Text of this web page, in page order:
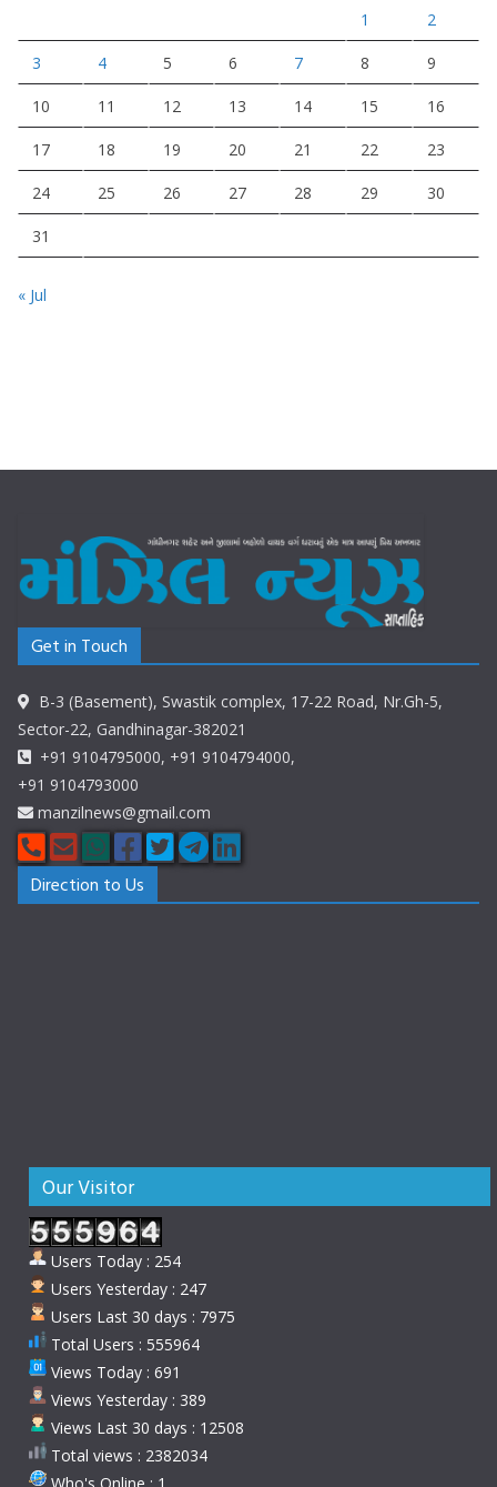
1 2
3 4 5 6 7 8 9
10 11 12 13 14 15 16
17 18 19 20 21 22 23
24 25 26 27 28 29 30
31
« Jul
Get in Touch
B-3 (Basement), Swastik complex, 17-22 Road, Nr.Gh-5,
Sector-22, Gandhinagar-382021
+91 9104795000, +91 9104794000,
+91 9104793000
manzilnews@gmail.com
Direction to Us
Our Visitor
Users Today : 254
Users Yesterday : 247
Users Last 30 days : 7975
Total Users : 555964
Views Today : 691
Views Yesterday : 389
Views Last 30 days : 12508
Total views : 2382034